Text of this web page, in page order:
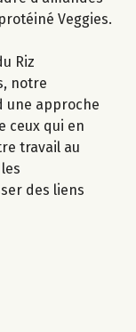
Veggies.
Riz
notre
une approche
ceux qui en
travail au
des liens